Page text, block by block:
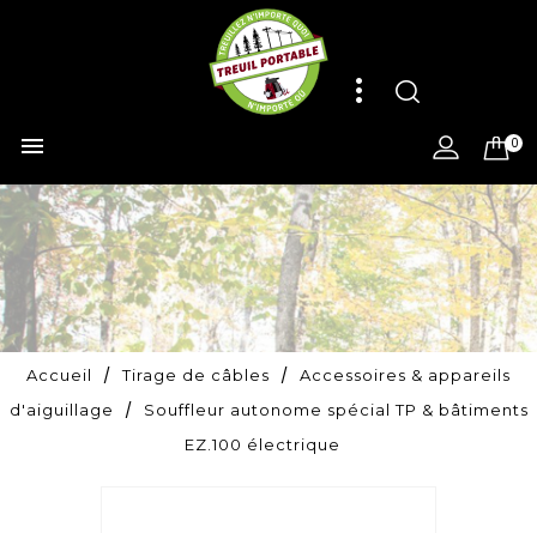
 0
Accueil Tirage de câbles
Accessoires & appareils
d'aiguillage
Souffleur autonome spécial TP & bâtiments
EZ.100 électrique